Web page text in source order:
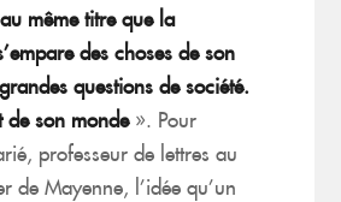
même titre que la
des choses de son
questions de société.
de son monde». Pour
professeur de lettres au
de Mayenne, l’idée qu’un